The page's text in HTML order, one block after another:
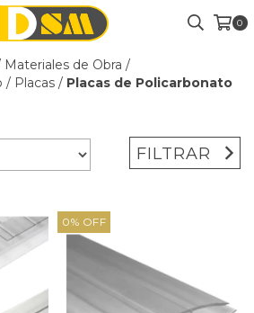
0
Materiales de Obra /
/ Placas / Placas de Policarbonato
FILTRAR
0% OFF